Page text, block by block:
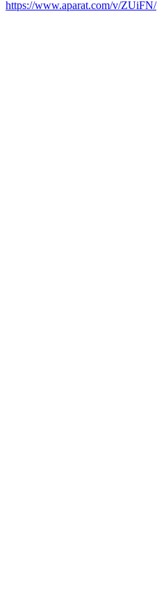
https://www.aparat.com/v/ZUiFN/